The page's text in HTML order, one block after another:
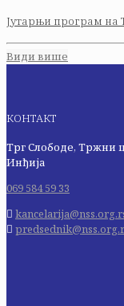
Јутарњи програм на
Види више
КОНТАКТ
Трг Слободе, Тржни
Инђија
069 584 59 33